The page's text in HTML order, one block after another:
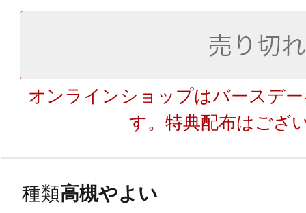
オンラインショップはバースデ
す。特典配布はござ
種類高槻やよい